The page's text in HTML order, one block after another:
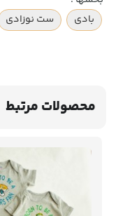
بادی
ست نوزادی
محصولات مرتبط